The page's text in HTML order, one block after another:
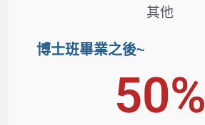
其他​
博士班畢業之後~
50%